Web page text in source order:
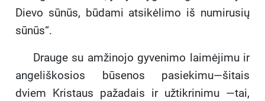
Dievo sūnūs, būdami atsikėlimo iš numirusių
sūnūs“.
Drauge su amžinojo gyvenimo laimėjimu ir
angeliškosios būsenos pasiekimu—šitais
dviem Kristaus pažadais ir užtikrinimu —tai,